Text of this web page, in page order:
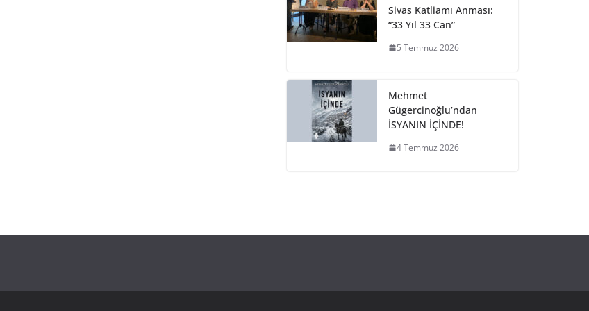
Sivas Katliamı Anması:
“33 Yıl 33 Can”
5 Temmuz 2026
Mehmet
Gügercinoğlu’ndan
İSYANIN İÇİNDE!
4 Temmuz 2026